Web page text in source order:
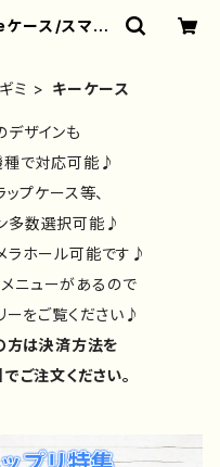
ース/スマホ
ミ キーケース
デザインも
で対応可能♪
プケース等、
多数選択可能♪
ホール可能です♪
ニューがあるので
ーをご覧ください♪
方は決済方法を
ご注文ください。